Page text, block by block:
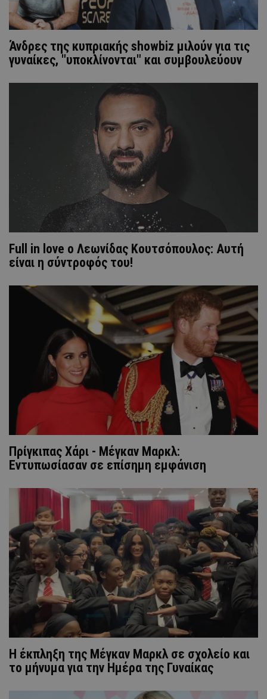
Άνδρες της κυπριακής showbiz μιλούν για τις
γυναίκες, "υποκλίνονται" και συμβουλεύουν
Full in love ο Λεωνίδας Κουτσόπουλος: Αυτή
είναι η σύντροφός του!
Πρίγκιπας Χάρι - Μέγκαν Μαρκλ:
Εντυπωσίασαν σε επίσημη εμφάνιση
Η έκπληξη της Μέγκαν Μαρκλ σε σχολείο και
το μήνυμα για την Ημέρα της Γυναίκας